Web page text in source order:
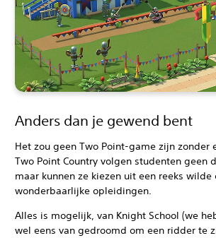
Anders dan je gewend bent
Het zou geen Two Point-game zijn zonder
Two Point Country volgen studenten geen
maar kunnen ze kiezen uit een reeks wilde
wonderbaarlijke opleidingen.
Alles is mogelijk, van Knight School (we
wel eens van gedroomd om een ridder te